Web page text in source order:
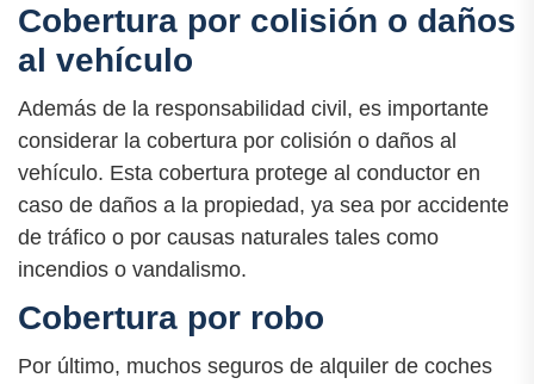
Cobertura por colisión o daños
al vehículo
Además de la responsabilidad civil, es importante
considerar la cobertura por colisión o daños al
vehículo. Esta cobertura protege al conductor en
caso de daños a la propiedad, ya sea por accidente
de tráfico o por causas naturales tales como
incendios o vandalismo.
Cobertura por robo
Por último, muchos seguros de alquiler de coches